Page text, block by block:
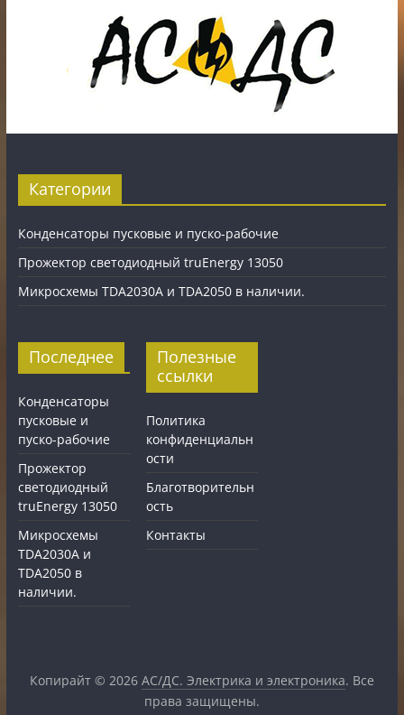
Категории
Конденсаторы пусковые и пуско-рабочие
Прожектор светодиодный truEnergy 13050
Микросхемы TDA2030A и TDA2050 в наличии.
Последнее
Конденсаторы
пусковые и
пуско-рабочие
Прожектор
светодиодный
truEnergy 13050
Микросхемы
TDA2030A и
TDA2050 в
наличии.
Полезные
ссылки
Политика
конфиденциальн
ости
Благотворительн
ость
Контакты
Копирайт © 2026 АС/ДС. Электрика и электроника. Все
права защищены.